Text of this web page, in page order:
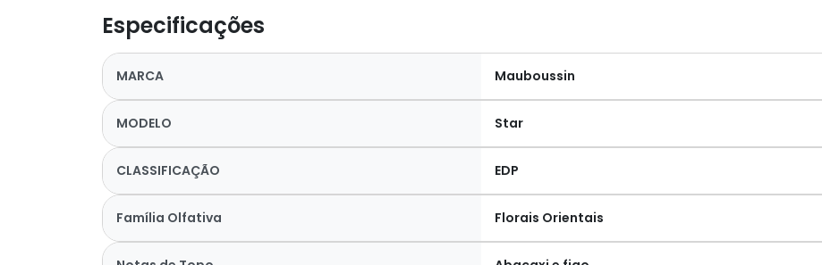
Especificações
MARCA Mauboussin
MODELO Star
CLASSIFICAÇÃO EDP
Família Olfativa Florais Orientais